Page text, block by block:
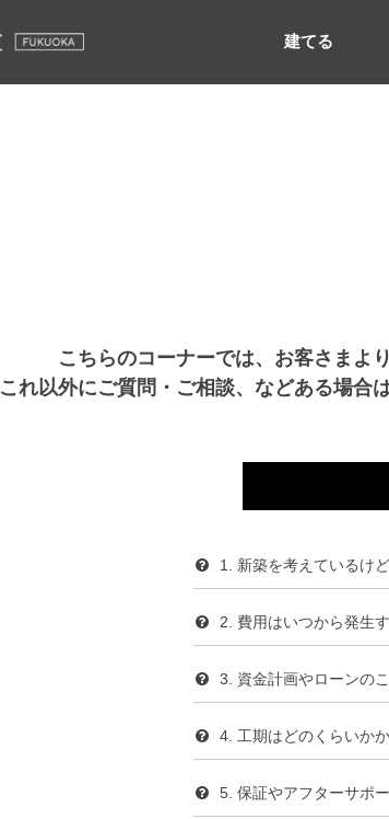
建てる
こちらのコーナーでは、お客さまよ
これ以外にご質問・ご相談、などある場合
1. 新築を考えているけ
2. 費用はいつから発生
3. 資金計画やローンの
4. 工期はどのくらいか
5. 保証やアフターサポ